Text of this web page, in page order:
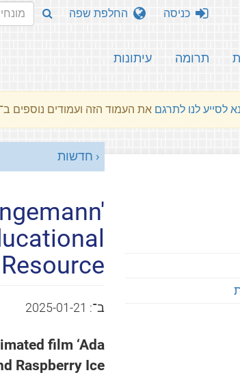
תרומה עיתונות
כניסה החלפת שפה
נא לסייע לנו לתרגם את העמוד הזה ועמודים נוספים ב־fsfe.org, כדי שאנשים יוכלו לקרוא את המסרים שלנו שלנו בשפת האם שלהם.
חדשות
Resource
ב־: 2025-01-21
film ‘Ada
Raspberry Ice